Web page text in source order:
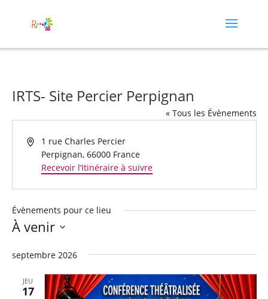
IRTS- Site Percier Perpignan
« Tous les Évènements
Adresse1 rue Charles Percier
Perpignan, 66000 France
Recevoir l’Itinéraire à suivre
Évènements pour ce lieu
À venir
une
septembre 2026
JEU
17